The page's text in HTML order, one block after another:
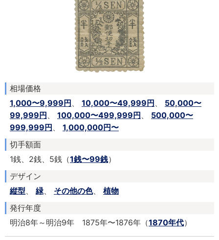
相場価格
1,000〜9,999円 、 10,000〜49,999円 、 50,000〜
99,999円 、 100,000〜499,999円 、 500,000〜
999,999円 、 1,000,000円〜
切手額面
1銭、2銭、5銭（1銭〜99銭）
デザイン
縦型、 緑、 その他の色、 植物
発行年度
明治8年～明治9年 1875年〜1876年（1870年代）